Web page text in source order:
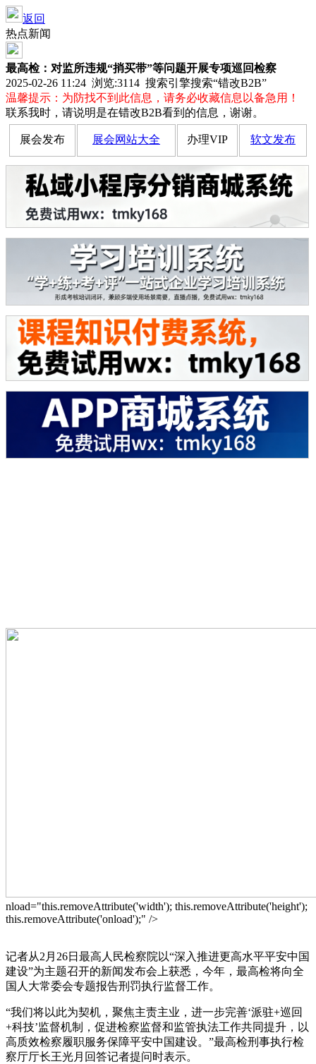
返回
热点新闻
最高检：对监所违规“捎买带”等问题开展专项巡回检察
2025-02-26 11:24 浏览:3114 搜索引擎搜索“错改B2B”
温馨提示：为防找不到此信息，请务必收藏信息以备急用！
联系我时，请说明是在错改B2B看到的信息，谢谢。
展会发布 展会网站大全 办理VIP 软文发布
nload="this.removeAttribute('width'); this.removeAttribute('height');
this.removeAttribute('onload');" />
记者从2月26日最高人民检察院以“深入推进更高水平平安中国
建设”为主题召开的新闻发布会上获悉，今年，最高检将向全
国人大常委会专题报告刑罚执行监督工作。
“我们将以此为契机，聚焦主责主业，进一步完善‘派驻+巡回
+科技’监督机制，促进检察监督和监管执法工作共同提升，以
高质效检察履职服务保障平安中国建设。”最高检刑事执行检
察厅厅长王光月回答记者提问时表示。